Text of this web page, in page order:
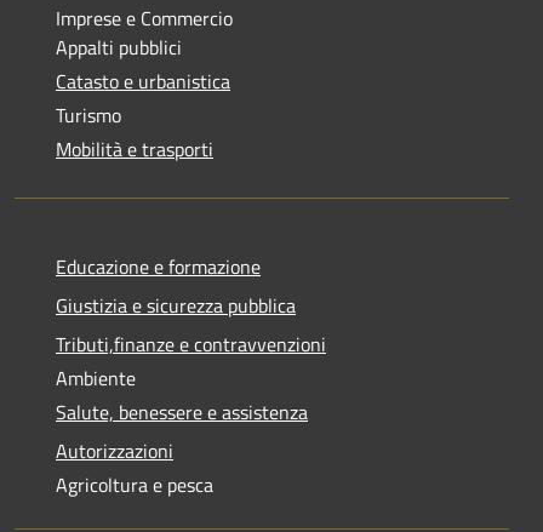
Imprese e Commercio
Appalti pubblici
Catasto e urbanistica
Turismo
Mobilità e trasporti
Educazione e formazione
Giustizia e sicurezza pubblica
Tributi,finanze e contravvenzioni
Ambiente
Salute, benessere e assistenza
Autorizzazioni
Agricoltura e pesca